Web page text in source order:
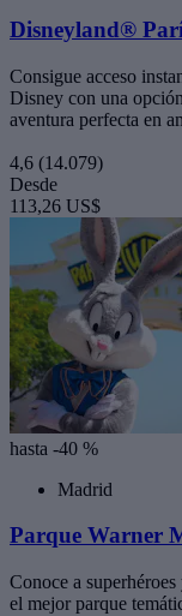
Disneyland®
Consigue acceso
Disney con una
aventura perfecta en
4,6 (14.079)
Desde
113,26 US$
hasta -40 %
Madrid
Parque Warner
Conoce a
el mejor parque